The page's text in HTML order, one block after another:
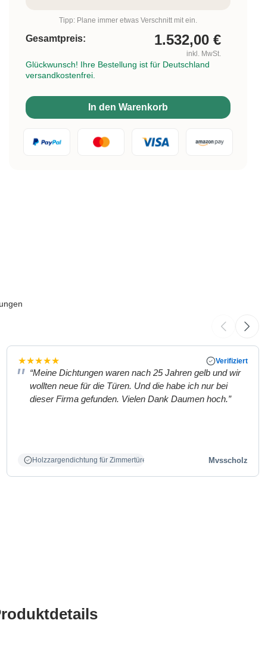
Tipp: Plane immer etwas Verschnitt mit ein.
Gesamtpreis: 1.532,00 €
inkl. MwSt.
Glückwunsch! Ihre Bestellung ist für Deutschland
versandkostenfrei.
In den Warenkorb
★★★★★ Verifiziert
“Meine Dichtungen waren nach 25 Jahren gelb und wir
wollten neue für die Türen. Und die habe ich nur bei
dieser Firma gefunden. Vielen Dank Daumen hoch.”
Holzzargendichtung für Zimmertüren weiß. Mvsscholz